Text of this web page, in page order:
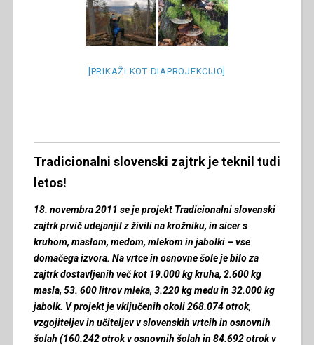
[PRIKAŽI KOT DIAPROJEKCIJO]
Tradicionalni slovenski zajtrk je teknil tudi
letos!
18. novembra 2011 se je projekt Tradicionalni slovenski
zajtrk prvič udejanjil z živili na krožniku, in sicer s
kruhom, maslom, medom, mlekom in jabolki – vse
domačega izvora. Na vrtce in osnovne šole je bilo za
zajtrk dostavljenih več kot 19.000 kg kruha, 2.600 kg
masla, 53. 600 litrov mleka, 3.220 kg medu in 32.000 kg
jabolk. V projekt je vključenih okoli 268.074 otrok,
vzgojiteljev in učiteljev v slovenskih vrtcih in osnovnih
šolah (160.242 otrok v osnovnih šolah in 84.692 otrok v